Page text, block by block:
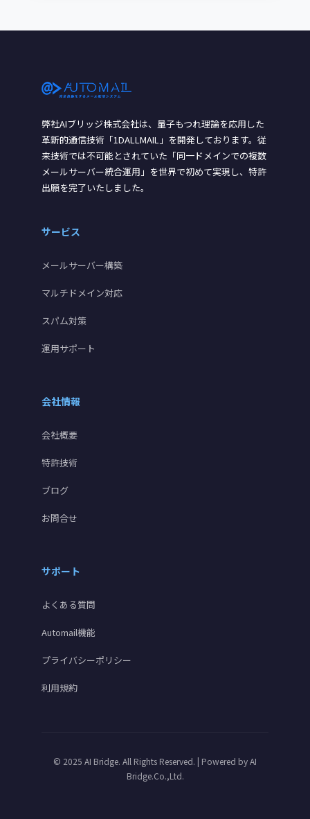
弊社AIブリッジ株式会社は、量子もつれ理論を応用した
革新的通信技術「1DALLMAIL」を開発しております。従
来技術では不可能とされていた「同一ドメインでの複数
メールサーバー統合運用」を世界で初めて実現し、特許
出願を完了いたしました。
サービス
メールサーバー構築
マルチドメイン対応
スパム対策
運用サポート
会社情報
会社概要
特許技術
ブログ
お問合せ
サポート
よくある質問
Automail機能
プライバシーポリシー
利用規約
© 2025 AI Bridge. All Rights Reserved. | Powered byAI
Bridge.Co.,Ltd.